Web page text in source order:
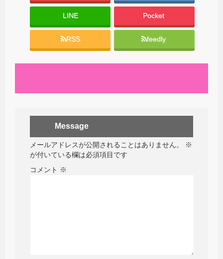
LINE Pocket
RSS feedly
Message
メールアドレスが公開されることはありません。
※
が付いている欄は必須項目です
コメント ※